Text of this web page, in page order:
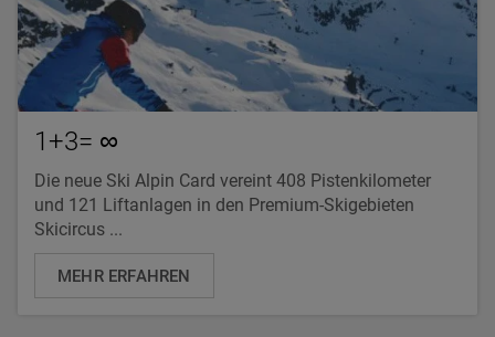
1+3= ∞
Die neue Ski Alpin Card vereint 408 Pistenkilometer
und 121 Liftanlagen in den Premium-Skigebieten
Skicircus ...
MEHR ERFAHREN